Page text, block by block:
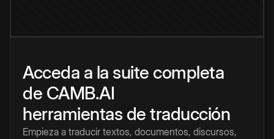
Acceda a la suite completa
de CAMB.AI
herramientas de traducción
Empieza a traducir textos, documentos, discursos,